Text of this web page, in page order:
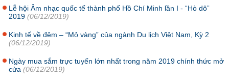
Lễ hội Âm nhạc quốc tế thành phố Hồ Chí Minh lần I - “Hò dô”
2019 (06/12/2019)
Kinh tế về đêm – “Mỏ vàng” của ngành Du lịch Việt Nam, Kỳ 2
(06/12/2019)
Ngày mua sắm trực tuyến lớn nhất trong năm 2019 chính thức mở
cửa (06/12/2019)